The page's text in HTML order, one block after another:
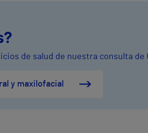
de salud de nuestra consulta de
y maxilofacial